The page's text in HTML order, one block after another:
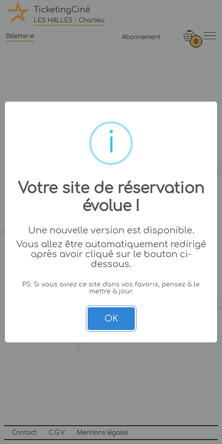
TicketingCiné
LES HALLES - Charlieu
Billetterie Abonnement
0
Contact C.G.V Mentions légales
Votre site de réservation
évolue !
Une nouvelle version est disponible.
Vous allez être automatiquement redirigé
après avoir cliqué sur le bouton ci-
dessous.
PS: Si vous aviez ce site dans vos favoris, pensez à le
mettre à jour.
OK